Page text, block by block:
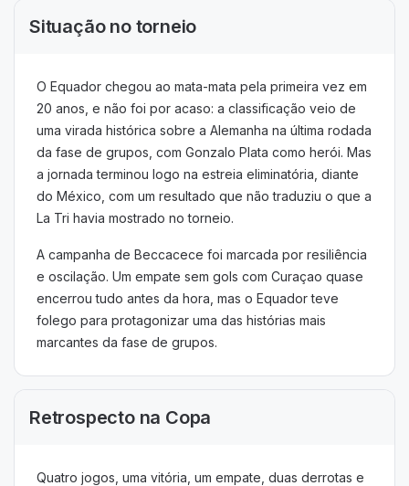
Situação no torneio
O Equador chegou ao mata-mata pela primeira vez em
20 anos, e não foi por acaso: a classificação veio de
uma virada histórica sobre a Alemanha na última rodada
da fase de grupos, com Gonzalo Plata como herói. Mas
a jornada terminou logo na estreia eliminatória, diante
do México, com um resultado que não traduziu o que a
La Tri havia mostrado no torneio.
A campanha de Beccacece foi marcada por resiliência
e oscilação. Um empate sem gols com Curaçao quase
encerrou tudo antes da hora, mas o Equador teve
folego para protagonizar uma das histórias mais
marcantes da fase de grupos.
Retrospecto na Copa
Quatro jogos, uma vitória, um empate, duas derrotas e